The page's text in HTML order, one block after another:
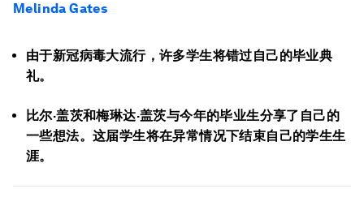
Melinda Gates
由于新冠病毒大流行，许多学生将错过自己的毕业典
礼。
比尔·盖茨和梅琳达·盖茨与今年的毕业生分享了自己的
一些想法。这届学生将在异常情况下结束自己的学生生
涯。